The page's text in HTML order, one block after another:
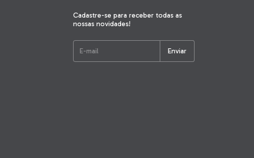
Cadastre-se para receber todas as
nossas novidades!